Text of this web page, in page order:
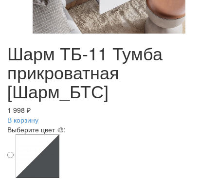
Шарм ТБ-11 Тумба
прикроватная
[Шарм_БТС]
1 998 ₽
В корзину
Выберите цвет 🎨: